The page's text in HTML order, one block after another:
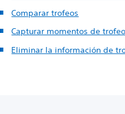
Comparar trofeos
Capturar momentos de
Eliminar la información de